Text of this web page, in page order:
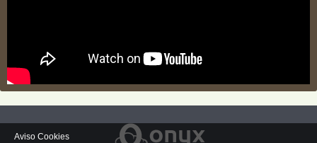
Aviso Cookies